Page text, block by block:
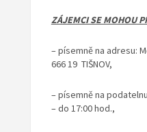
ZÁJEMCI SE MOHOU
– písemně na adresu:
666 19 TIŠNOV,
– písemně na
– do 17:00 hod.,